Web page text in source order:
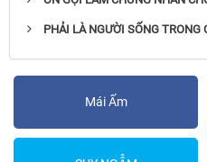
PHẢI LÀ NGƯỜI SỐNG TRONG
Mái Ấm